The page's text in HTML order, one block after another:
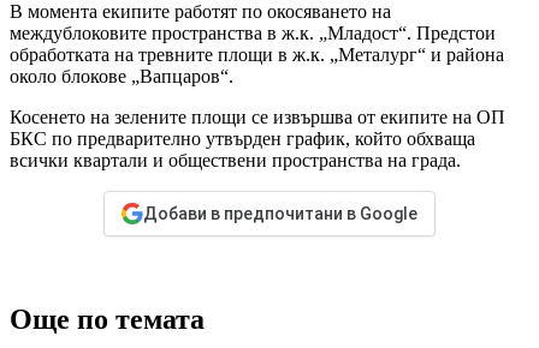
В момента екипите работят по окосяването на
междублоковите пространства в ж.к. „Младост“. Предстои
обработката на тревните площи в ж.к. „Металург“ и района
около блокове „Вапцаров“.
Косенето на зелените площи се извършва от екипите на ОП
БКС по предварително утвърден график, който обхваща
всички квартали и обществени пространства на града.
Добави в предпочитани в Google
Още по темата